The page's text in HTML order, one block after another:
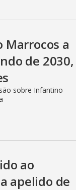
a
de 2030,
sobre Infantino
ao
apelido de